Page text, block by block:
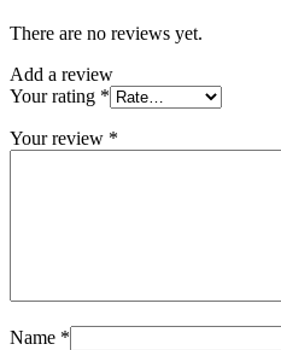
There are no reviews yet.
Add a review
Your rating *
Your review *
Name *